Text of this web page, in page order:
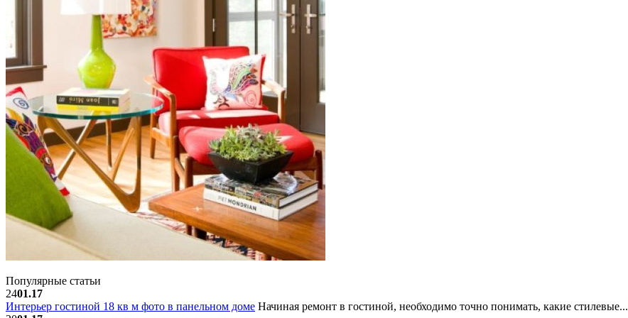
Популярные статьи
2401.17
Интерьер гостиной 18 кв м фото в панельном доме Начиная ремонт в гостиной, необходимо точно понимать, какие стилевые...